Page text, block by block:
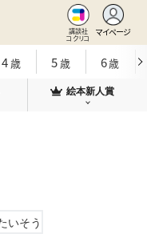
講談社
コクリコ
マイページ
4歳 5歳 6歳
絵本新人賞